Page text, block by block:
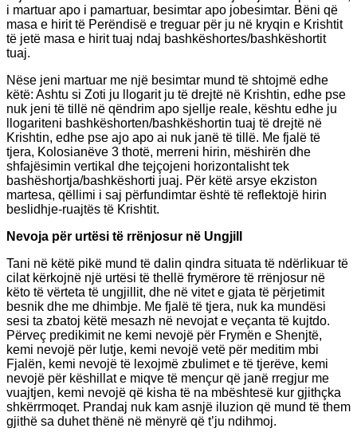
i martuar apo i pamartuar, besimtar apo jobesimtar. Bëni që
masa e hirit të Perëndisë e treguar për ju në kryqin e Krishtit
të jetë masa e hirit tuaj ndaj bashkëshortes/bashkëshortit
tuaj.
Nëse jeni martuar me një besimtar mund të shtojmë edhe
këtë: Ashtu si Zoti ju llogarit ju të drejtë në Krishtin, edhe pse
nuk jeni të tillë në qëndrim apo sjellje reale, kështu edhe ju
llogariteni bashkëshorten/bashkëshortin tuaj të drejtë në
Krishtin, edhe pse ajo apo ai nuk janë të tillë. Me fjalë të
tjera, Kolosianëve 3 thotë, merreni hirin, mëshirën dhe
shfajësimin vertikal dhe tejçojeni horizontalisht tek
bashëshortja/bashkëshorti juaj. Për këtë arsye ekziston
martesa, qëllimi i saj përfundimtar është të reflektojë hirin
beslidhje-ruajtës të Krishtit.
Nevoja për urtësi të rrënjosur në Ungjill
Tani në këtë pikë mund të dalin qindra situata të ndërlikuar të
cilat kërkojnë një urtësi të thellë frymërore të rrënjosur në
këto të vërteta të ungjillit, dhe në vitet e gjata të përjetimit
besnik dhe me dhimbje. Me fjalë të tjera, nuk ka mundësi
sesi ta zbatoj këtë mesazh në nevojat e veçanta të kujtdo.
Përveç predikimit ne kemi nevojë për Frymën e Shenjtë,
kemi nevojë për lutje, kemi nevojë vetë për meditim mbi
Fjalën, kemi nevojë të lexojmë zbulimet e të tjerëve, kemi
nevojë për këshillat e miqve të mençur që janë rregjur me
vuajtjen, kemi nevojë që kisha të na mbështesë kur gjithçka
shkërrmoqet. Prandaj nuk kam asnjë iluzion që mund të them
gjithë sa duhet thënë në mënyrë që t’ju ndihmoj.